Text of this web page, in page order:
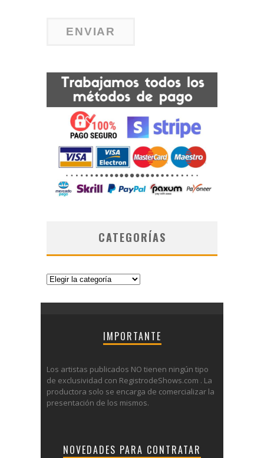
CATEGORÍAS
Categorías
IMPORTANTE
Los artistas publicados NO tienen ningún tipo
de exclusividad con RegistrodeShows.com . La
productora solo se encarga de comercializar la
presentación de los mismos.
NOVEDADES PARA CONTRATAR